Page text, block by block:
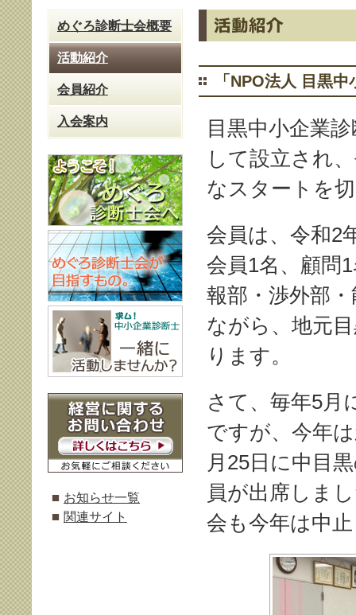
めぐろ診断士会概要
活動紹介
会員紹介
入会案内
お知らせ一覧
関連サイト
「NPO法人 目黒
目黒中小企業
して設立され
なスタートを
会員は、令和2
会員1名、顧問
報部・渉外部
ながら、地元
ります。
さて、毎年5月
ですが、今年
月25日に中目
員が出席しま
会も今年は中